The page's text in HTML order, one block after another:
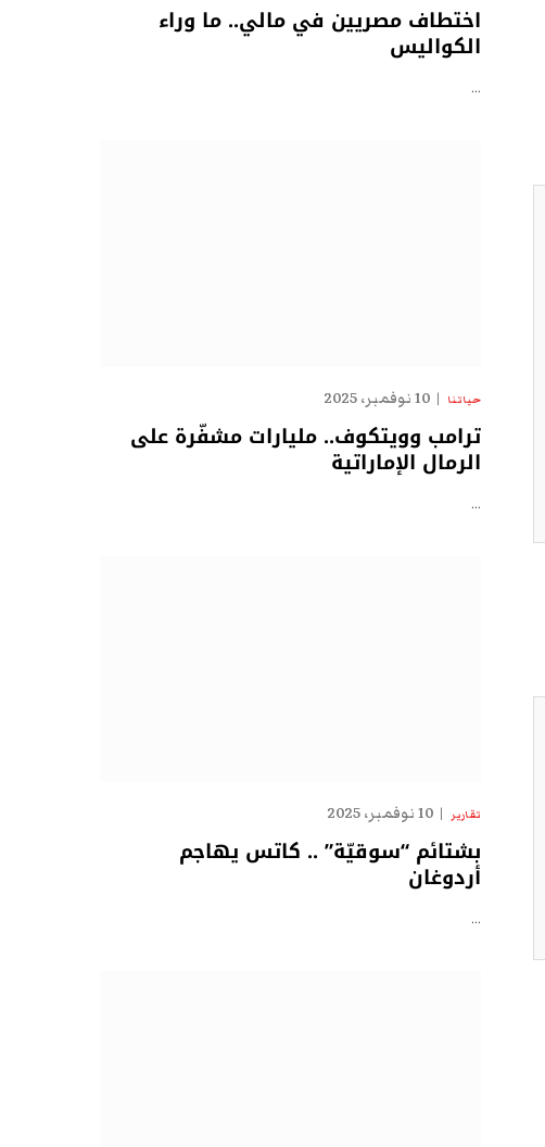
اختطاف مصريين في مالي.. ما وراء
الكواليس
…
حياتنا 10 نوفمبر، 2025
ترامب وويتكوف.. مليارات مشفّرة على
الرمال الإماراتية
…
تقارير 10 نوفمبر، 2025
بشتائم “سوقيّة” .. كاتس يهاجم
أردوغان
…